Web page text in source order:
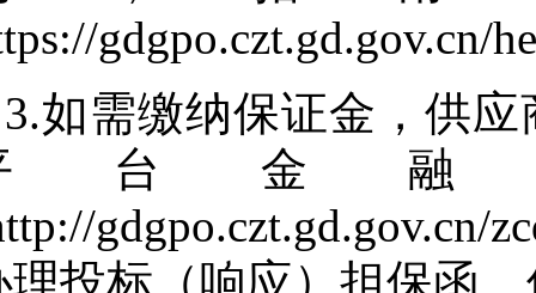
gdgpo.czt.gd.gov.cn/
3.如需缴纳保证金，供
台金
gdgpo.czt.gd.gov.cn/
理投标（响应）担保函